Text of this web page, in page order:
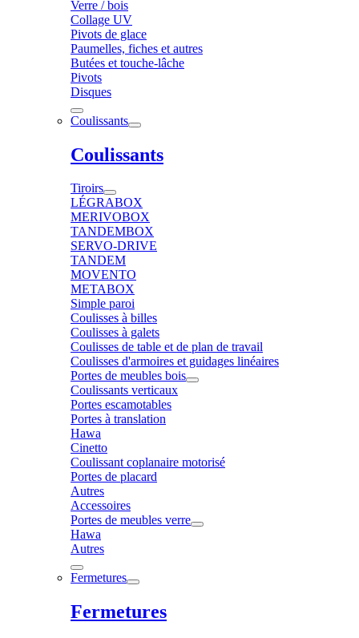
Verre / bois
Collage UV
Pivots de glace
Paumelles, fiches et autres
Butées et touche-lâche
Pivots
Disques
Coulissants
Coulissants
Tiroirs
LÉGRABOX
MERIVOBOX
TANDEMBOX
SERVO-DRIVE
TANDEM
MOVENTO
METABOX
Simple paroi
Coulisses à billes
Coulisses à galets
Coulisses de table et de plan de travail
Coulisses d'armoires et guidages linéaires
Portes de meubles bois
Coulissants verticaux
Portes escamotables
Portes à translation
Hawa
Cinetto
Coulissant coplanaire motorisé
Portes de placard
Autres
Accessoires
Portes de meubles verre
Hawa
Autres
Fermetures
Fermetures